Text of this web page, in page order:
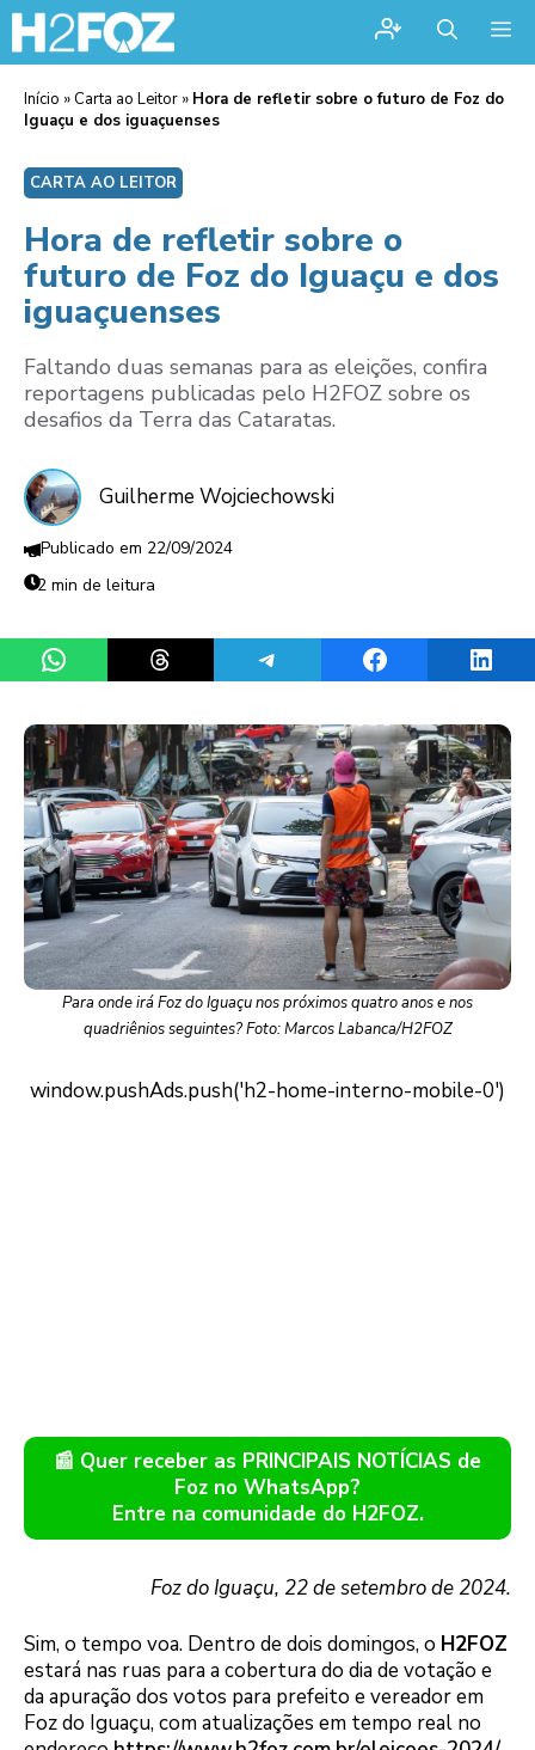
Início » Carta ao Leitor » Hora de refletir sobre o futuro de Foz do
Iguaçu e dos iguaçuenses
CARTA AO LEITOR
Hora de refletir sobre o
futuro de Foz do Iguaçu e dos
iguaçuenses
Faltando duas semanas para as eleições, confira
reportagens publicadas pelo H2FOZ sobre os
desafios da Terra das Cataratas.
Guilherme Wojciechowski
22/09/2024
2 min de leitura
Share on WhatsAppShare on ThreadsShare on TelegramShare on Facebook
Para onde irá Foz do Iguaçu nos próximos quatro anos e nos
quadriênios seguintes? Foto: Marcos Labanca/H2FOZ
📰 Quer receber as PRINCIPAIS NOTÍCIAS de
Foz no WhatsApp?
Entre na comunidade do H2FOZ.
Foz do Iguaçu, 22 de setembro de 2024.
Sim, o tempo voa. Dentro de dois domingos, o H2FOZ
estará nas ruas para a cobertura do dia de votação e
da apuração dos votos para prefeito e vereador em
Foz do Iguaçu, com atualizações em tempo real no